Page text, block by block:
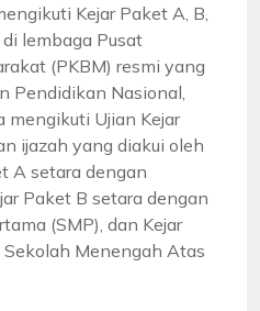
Kejar Paket A, B,
lembaga Pusat
(PKBM) resmi yang
Pendidikan Nasional,
Ujian Kejar
ijazah yang diakui oleh
A setara dengan
Paket B setara dengan
(SMP), dan Kejar
Menengah Atas